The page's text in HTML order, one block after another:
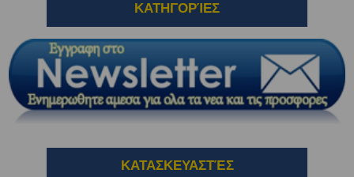
ΚΑΤΗΓΟΡΊΕΣ
ΚΑΤΑΣΚΕΥΑΣΤΈΣ